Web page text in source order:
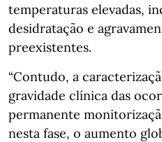
temperaturas elevadas,
desidratação e
preexistentes.
“Contudo, a
gravidade clínica das
permanente
nesta fase, o aumento